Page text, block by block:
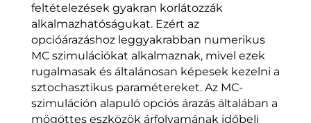
feltételezések gyakran korlátozzák
alkalmazhatóságukat. Ezért az
opcióárazáshoz leggyakrabban numerikus
MC szimulációkat alkalmaznak, mivel ezek
rugalmasak és általánosan képesek kezelni a
sztochasztikus paramétereket. Az MC-
szimuláción alapuló opciós árazás általában a
mögöttes eszközök árfolyamának időbeli